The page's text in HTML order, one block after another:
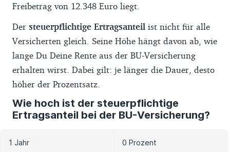
Freibetrag von 12.348 Euro liegt.
Der steuerpflichtige Ertragsanteil ist nicht für alle
Versicherten gleich. Seine Höhe hängt davon ab, wie
lange Du Deine Rente aus der BU-Versicherung
erhalten wirst. Dabei gilt: je länger die Dauer, desto
höher der Prozentsatz.
Wie hoch ist der steuerpflichtige
Ertragsanteil bei der BU-Versicherung?
1 Jahr 0 Prozent